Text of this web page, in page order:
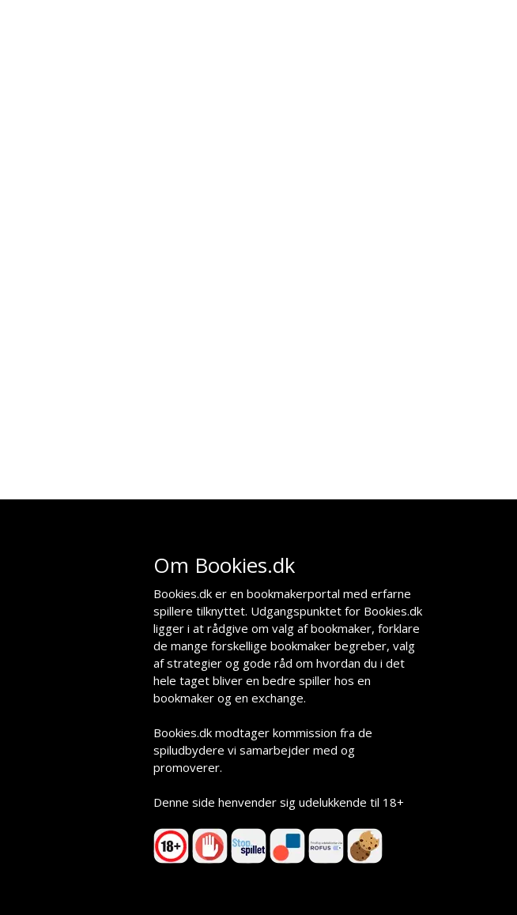
Om Bookies.dk
Bookies.dk er en bookmakerportal med erfarne
spillere tilknyttet. Udgangspunktet for Bookies.dk
ligger i at rådgive om valg af bookmaker, forklare
de mange forskellige bookmaker begreber, valg
af strategier og gode råd om hvordan du i det
hele taget bliver en bedre spiller hos en
bookmaker og en exchange.
Bookies.dk modtager kommission fra de
spiludbydere vi samarbejder med og
promoverer.
Denne side henvender sig udelukkende til 18+